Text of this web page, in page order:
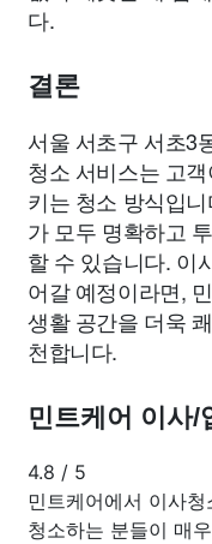
다.
결론
서울 서초구 서초3
청소 서비스는 고
키는 청소 방식입
가 모두 명확하고
할 수 있습니다. 이
어갈 예정이라면,
생활 공간을 더욱
천합니다.
민트케어 이사/
4.8 / 5
민트케어에서 이사
청소하는 분들이 매